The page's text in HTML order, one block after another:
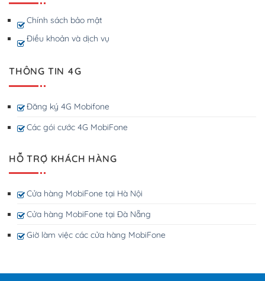
Chính sách bảo mật
Điều khoản và dịch vụ
THÔNG TIN 4G
Đăng ký 4G Mobifone
Các gói cước 4G MobiFone
HỖ TRỢ KHÁCH HÀNG
Cửa hàng MobiFone tại Hà Nội
Cửa hàng MobiFone tại Đà Nẵng
Giờ làm việc các cửa hàng MobiFone